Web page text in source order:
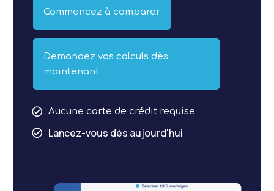
Commencez à comparer
Demandez vos calculs dès
maintenant
 Aucune carte de crédit requise
 Lancez-vous dès aujourd'hui